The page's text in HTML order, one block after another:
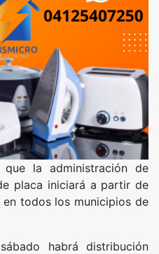
la administración de
placa iniciará a partir de
todos los municipios de
habrá distribución